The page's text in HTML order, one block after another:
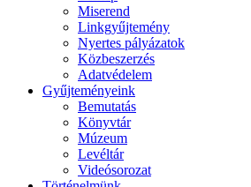
Miserend
Linkgyűjtemény
Nyertes pályázatok
Közbeszerzés
Adatvédelem
Gyűjteményeink
Bemutatás
Könyvtár
Múzeum
Levéltár
Videósorozat